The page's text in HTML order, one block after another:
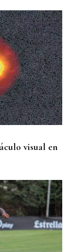
en la
visual en